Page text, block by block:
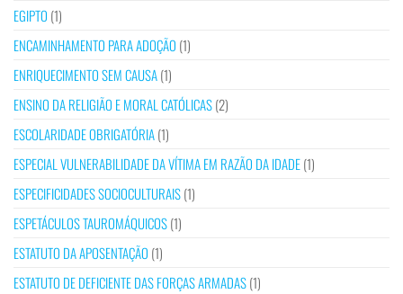
EGIPTO (1)
ENCAMINHAMENTO PARA ADOÇÃO (1)
ENRIQUECIMENTO SEM CAUSA(1)
ENSINO DA RELIGIÃO E MORAL CATÓLICAS(2)
ESCOLARIDADE OBRIGATÓRIA(1)
ESPECIAL VULNERABILIDADE DA VÍTIMA EM RAZÃO DA IDADE(1)
ESPECIFICIDADES SOCIOCULTURAIS(1)
ESPETÁCULOS TAUROMÁQUICOS(1)
ESTATUTO DA APOSENTAÇÃO (1)
ESTATUTO DE DEFICIENTE DAS FORÇAS ARMADAS(1)